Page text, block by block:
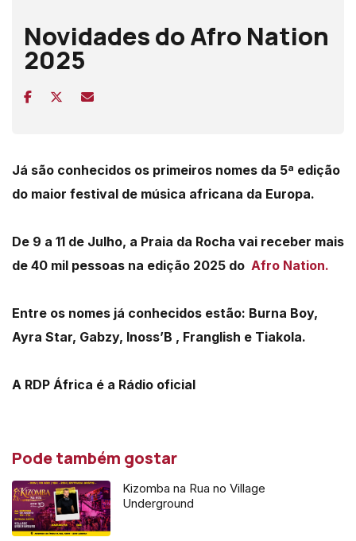
Novidades do Afro Nation
2025
Já são conhecidos os primeiros nomes da 5ª edição
do maior festival de música africana da Europa.
De 9 a 11 de Julho, a Praia da Rocha vai receber mais
de 40 mil pessoas na edição 2025 do Afro Nation.
Entre os nomes já conhecidos estão: Burna Boy,
Ayra Star, Gabzy, Inoss’B , Franglish e Tiakola.
A RDP África é a Rádio oficial
Pode também gostar
Kizomba na Rua no Village
Underground